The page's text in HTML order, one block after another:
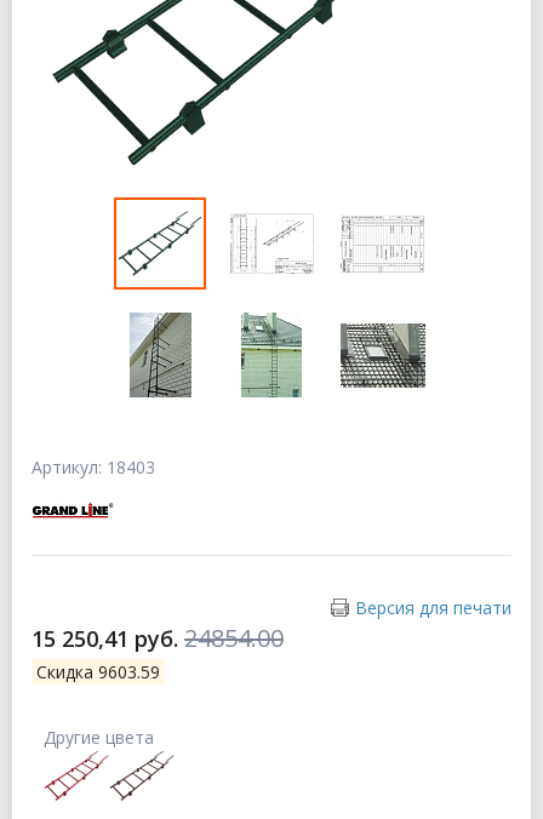
Артикул: 18403
Версия для печати
15 250,41 руб. 24854.00
Скидка 9603.59
Другие цвета